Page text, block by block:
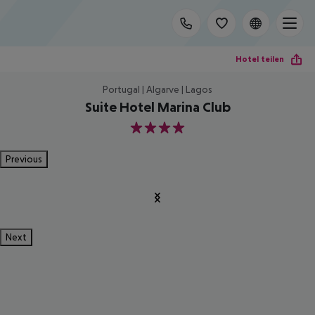
Hotel teilen
Portugal | Algarve | Lagos
Suite Hotel Marina Club
4
Previous
Next